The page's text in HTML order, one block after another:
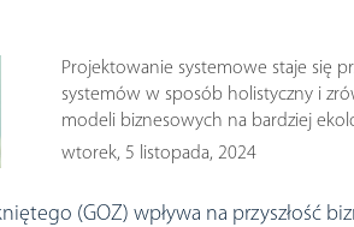
Projektowanie systemowe staje się
systemów w sposób holistyczny i
modeli biznesowych na bardziej
wtorek, 5 listopada, 2024
(GOZ) wpływa na przyszłość